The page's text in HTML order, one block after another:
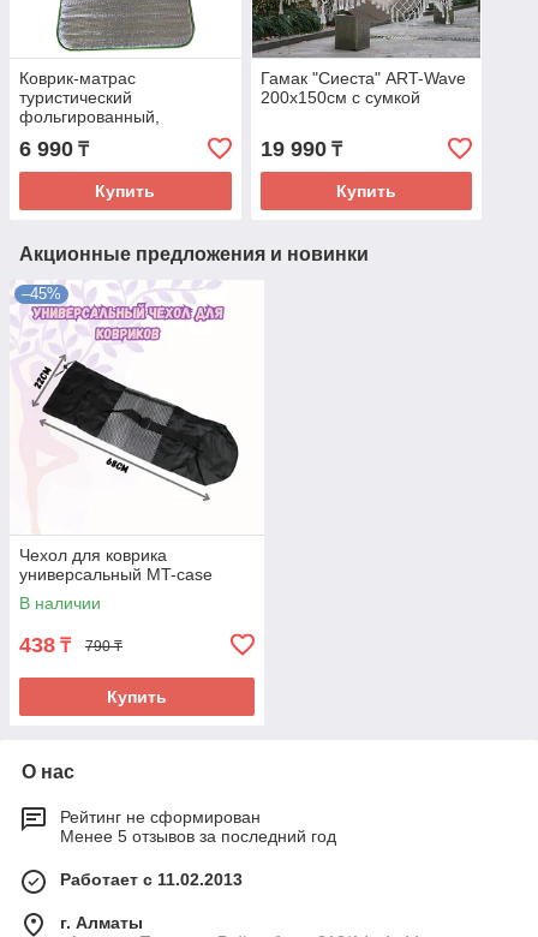
Коврик-матрас
туристический
фольгированный,
190х80см
6 990 ₸
Купить
Гамак "Сиеста" ART-Wave
200х150см с сумкой
19 990₸
Купить
Акционные предложения и новинки
–45%
Чехол для коврика
универсальный MT-case
В наличии
438 ₸ 790 ₸
Купить
О нас
Рейтинг не сформирован
Менее 5 отзывов за последний год
Работает с 11.02.2013
г. Алматы